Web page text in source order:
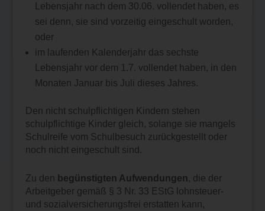
Lebensjahr nach dem 30.06. vollendet haben, es
sei denn, sie sind vorzeitig eingeschult worden,
oder
im laufenden Kalenderjahr das sechste
Lebensjahr vor dem 1.7. vollendet haben, in den
Monaten Januar bis Juli dieses Jahres.
Den nicht schulpflichtigen Kindern stehen
schulpflichtige Kinder gleich, solange sie mangels
Schulreife vom Schulbesuch zurückgestellt oder
noch nicht eingeschult sind.
Zu den begünstigten Aufwendungen, die der
Arbeitgeber gemäß § 3 Nr. 33 EStG lohnsteuer-
und sozialversicherungsfrei erstatten kann,